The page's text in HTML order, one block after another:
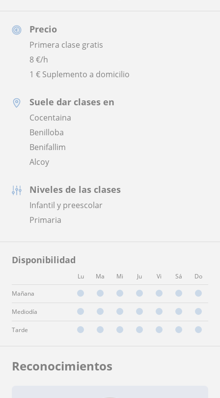
Precio
Primera clase gratis
8€/h
1 € Suplemento a domicilio
Suele dar clases en
Cocentaina
Benilloba
Benifallim
Alcoy
Niveles de las clases
Infantil y preescolar
Primaria
Disponibilidad
Lu Ma Mi Ju Vi Sá Do
Mañana
Mediodía
Tarde
Reconocimientos